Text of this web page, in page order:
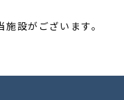
設がございます。